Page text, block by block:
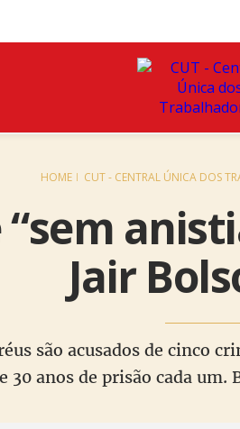
HOME CUT - CENTRAL ÚNICA DOS
Jair
são acusados de cinco
30 anos de prisão cada